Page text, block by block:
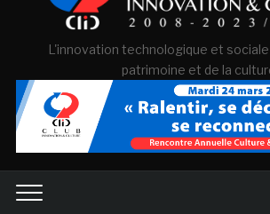
L'innovation technologique et
patrimoine et de la